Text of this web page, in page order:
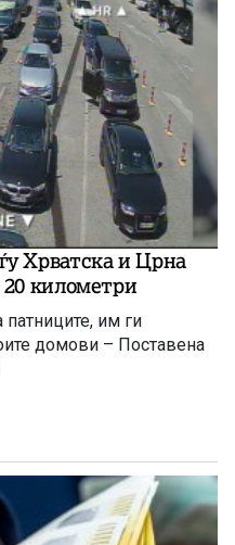
Хрватска и Црна
20 километри
им ги
домови – Поставена